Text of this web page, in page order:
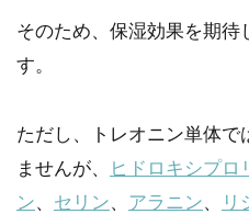
そのため、保湿効果を期待
す。
ただし、トレオニン単体で
ませんが、
ヒドロキシプロ
ン、 セリン、 アラニン、 リ